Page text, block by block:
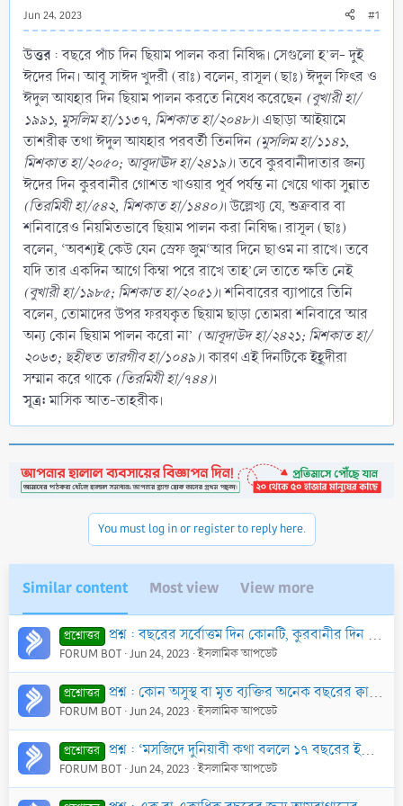
Jun 24, 2023 #1
উত্তর : বছরে পাঁচ দিন ছিয়াম পালন করা নিষিদ্ধ। সেগুলো হ’ল- দুই
ঈদের দিন। আবু সাঈদ খুদরী (রাঃ) বলেন, রাসূল (ছাঃ) ঈদুল ফিৎর ও
ঈদুল আযহার দিন ছিয়াম পালন করতে নিষেধ করেছেন (বুখারী হা/
১৯৯১, মুসলিম হা/১১৩৭, মিশকাত হা/২০৪৮)। এছাড়া আইয়ামে
তাশরীক্ব তথা ঈদুল আযহার পরবর্তী তিনদিন (মুসলিম হা/১১৪১,
মিশকাত হা/২০৫০; আবূদাঊদ হা/২৪১৯)। তবে কুরবানীদাতার জন্য
ঈদের দিন কুরবানীর গোশত খাওয়ার পূর্ব পর্যন্ত না খেয়ে থাকা সুন্নাত
(তিরমিযী হা/৫৪২, মিশকাত হা/১৪৪০)। উল্লেখ্য যে, শুক্রবার বা
শনিবারেও নিয়মিতভাবে ছিয়াম পালন করা নিষিদ্ধ। রাসূল (ছাঃ)
বলেন, ‘অবশ্যই কেউ যেন স্রেফ জুম‘আর দিনে ছাওম না রাখে। তবে
যদি তার একদিন আগে কিম্বা পরে রাখে তাহ’লে তাতে ক্ষতি নেই
(বুখারী হা/১৯৮৫; মিশকাত হা/২০৫১)। শনিবারের ব্যাপারে তিনি
বলেন, তোমাদের উপর ফরযকৃত ছিয়াম ছাড়া তোমরা শনিবারে আর
অন্য কোন ছিয়াম পালন করো না’ (আবূদাউদ হা/২৪২১; মিশকাত হা/
২০৬৩; ছহীহুত তারগীব হা/১০৪৯)। কারণ এই দিনটিকে ইহূদীরা
সম্মান করে থাকে(তিরমিযী হা/৭৪৪)।
সূত্র:মাসিক আত-তাহরীক।
You must log in or register to reply here.
Similar content Most view View more
প্রশ্নোত্তর প্রশ্ন : বছরের সর্বোত্তম দিন কোনটি, কুরবানীর দিন না-কি আরাফার দিন?
FORUM BOT Jun 24, 2023 ইসলামিক আপডেট
প্রশ্নোত্তর প্রশ্ন : কোন অসুস্থ বা মৃত ব্যক্তির অনেক বছরের ক্বাযা ছিয়াম বা ক্বাযা ছালাত তার সন্তান আদায় করে দিতে কিংবা ফিদইয়া দিতে পারবে কি?
FORUM BOT Jun 24, 2023 ইসলামিক আপডেট
প্রশ্নোত্তর প্রশ্ন : ‘মসজিদে দুনিয়াবী কথা বললে ১৭ বছরের ইবাদত বাতিল হয়ে যায়’ মর্মে কোন ছহীহ বর্ণনা আছে কি?
FORUM BOT Jun 24, 2023 ইসলামিক আপডেট